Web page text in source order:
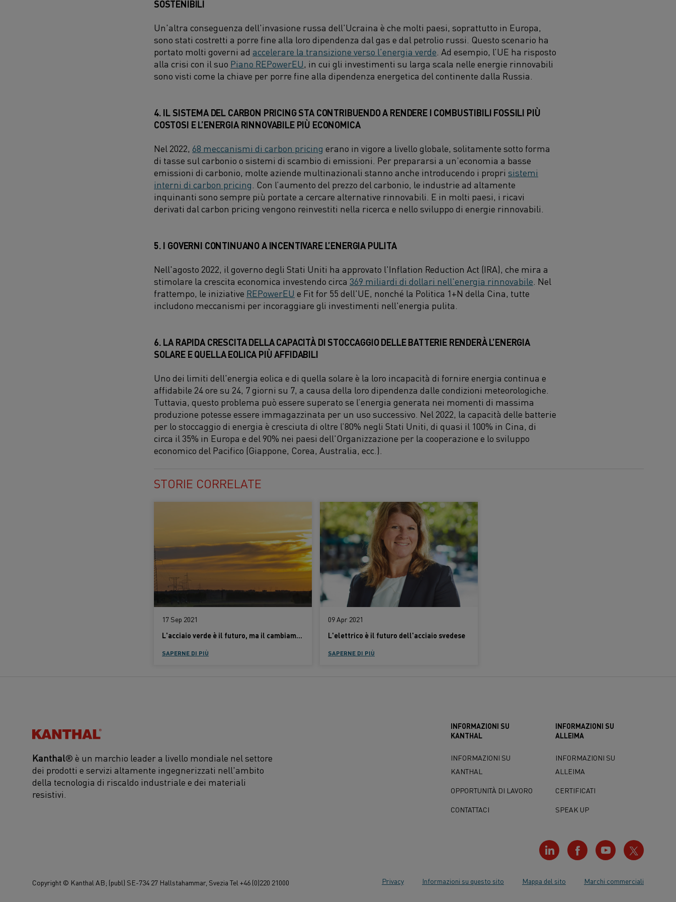
SOSTENIBILI
Un'altra conseguenza dell'invasione russa dell'Ucraina è che molti paesi, soprattutto in Europa,
sono stati costretti a porre fine alla loro dipendenza dal gas e dal petrolio russi. Questo scenario ha
portato molti governi ad accelerare la transizione verso l'energia verde. Ad esempio, l’UE ha risposto
alla crisi con il suo Piano REPowerEU, in cui gli investimenti su larga scala nelle energie rinnovabili
sono visti come la chiave per porre fine alla dipendenza energetica del continente dalla Russia.
4. IL SISTEMA DEL CARBON PRICING STA CONTRIBUENDO A RENDERE I COMBUSTIBILI FOSSILI PIÙ
COSTOSI E L’ENERGIA RINNOVABILE PIÙ ECONOMICA
Nel 2022, 68 meccanismi di carbon pricing erano in vigore a livello globale, solitamente sotto forma
di tasse sul carbonio o sistemi di scambio di emissioni. Per prepararsi a un’economia a basse
emissioni di carbonio, molte aziende multinazionali stanno anche introducendo i propri sistemi
interni di carbon pricing. Con l’aumento del prezzo del carbonio, le industrie ad altamente
inquinanti sono sempre più portate a cercare alternative rinnovabili. E in molti paesi, i ricavi
derivati dal carbon pricing vengono reinvestiti nella ricerca e nello sviluppo di energie rinnovabili.
5. I GOVERNI CONTINUANO A INCENTIVARE L’ENERGIA PULITA
Nell'agosto 2022, il governo degli Stati Uniti ha approvato l'Inflation Reduction Act (IRA), che mira a
stimolare la crescita economica investendo circa 369 miliardi di dollari nell'energia rinnovabile. Nel
frattempo, le iniziative REPowerEU e Fit for 55 dell'UE, nonché la Politica 1+N della Cina, tutte
includono meccanismi per incoraggiare gli investimenti nell'energia pulita.
6. LA RAPIDA CRESCITA DELLA CAPACITÀ DI STOCCAGGIO DELLE BATTERIE RENDERÀ L’ENERGIA
SOLARE E QUELLA EOLICA PIÙ AFFIDABILI
Uno dei limiti dell'energia eolica e di quella solare è la loro incapacità di fornire energia continua e
affidabile 24 ore su 24, 7 giorni su 7, a causa della loro dipendenza dalle condizioni meteorologiche.
Tuttavia, questo problema può essere superato se l’energia generata nei momenti di massima
produzione potesse essere immagazzinata per un uso successivo. Nel 2022, la capacità delle batterie
per lo stoccaggio di energia è cresciuta di oltre l’80% negli Stati Uniti, di quasi il 100% in Cina, di
circa il 35% in Europa e del 90% nei paesi dell'Organizzazione per la cooperazione e lo sviluppo
economico del Pacifico (Giappone, Corea, Australia, ecc.).
STORIE CORRELATE
17 Sep 2021
L'acciaio verde è il futuro, ma il cambiamento deve iniziare ora
SAPERNE DI PIÙ
09 Apr 2021
L'elettrico è il futuro dell'acciaio svedese
SAPERNE DI PIÙ
Kanthal®
Kanthal® è un marchio leader a livello mondiale nel settore
dei prodotti e servizi altamente ingegnerizzati nell'ambito
della tecnologia di riscaldo industriale e dei materiali
resistivi.
INFORMAZIONI SU
KANTHAL
INFORMAZIONI SU
KANTHAL
OPPORTUNITÀ DI LAVORO
CONTATTACI
INFORMAZIONI SU
ALLEIMA
INFORMAZIONI SU
ALLEIMA
CERTIFICATI
SPEAK UP
Privacy Informazioni su questo sito Mappa del sito Marchi commerciali
Copyright © Kanthal AB; (publ) SE-734 27 Hallstahammar, Svezia Tel +46 (0)220 21000